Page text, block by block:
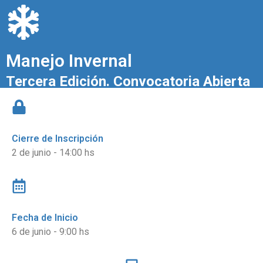
Manejo Invernal
Tercera Edición. Convocatoria Abierta
Cierre de Inscripción
2 de junio - 14:00 hs
Fecha de Inicio
6 de junio - 9:00 hs